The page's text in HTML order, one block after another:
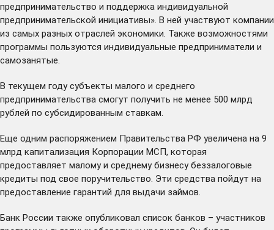
предпринимательство и поддержка индивидуальной
предпринимательской инициативы». В ней участвуют компании
из самых разных отраслей экономики. Также возможностями
программы пользуются индивидуальные предприниматели и
самозанятые.
В текущем году субъекты малого и среднего
предпринимательства смогут получить не менее 500 млрд
рублей по субсидированным ставкам.
Еще одним распоряжением Правительства РФ увеличена на 9
млрд капитализация Корпорации МСП, которая
предоставляет малому и среднему бизнесу беззалоговые
кредиты под свое поручительство. Эти средства пойдут на
предоставление гарантий для выдачи займов.
Банк России также опубликовал список банков – участников